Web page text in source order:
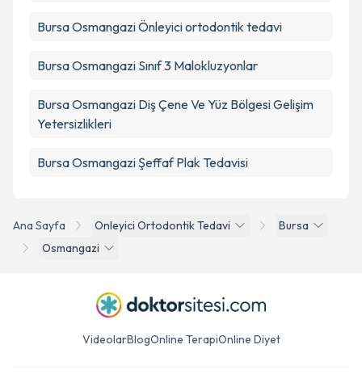
Ana Sayfa Onleyici Ortodontik Tedavi
Bursa
Osmangazi
Bursa Osmangazi Önleyici ortodontik tedavi
Bursa Osmangazi Sınıf 3 Malokluzyonlar
Bursa Osmangazi Diş Çene Ve Yüz Bölgesi Gelişim
Yetersizlikleri
Bursa Osmangazi Şeffaf Plak Tedavisi
VideolarBlogOnline TerapiOnline Diyet